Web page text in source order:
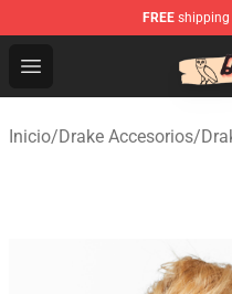
FREE shipping
Open menu
Drake Shop - Official
Inicio/Drake Accesorios/